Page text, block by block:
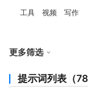
工具
视频 写作
更多筛选
AI能力：
提示词列表（